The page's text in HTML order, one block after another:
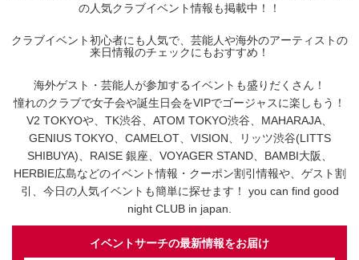
の人気クラブイベント情報も掲載中！！
クラブイベント初心者にも人気で、芸能人や海外のアーティストの
来日情報のチェックにもおすすめ！
海外ゲスト・芸能人が参加するイベントも盛りだくさん！
憧れのクラブで女子会や誕生日会をVIPでゴージャスに楽しもう！
V2 TOKYOや、TK渋谷、ATOM TOKYO渋谷、MAHARAJA、
GENIUS TOKYO、CAMELOT、VISION、リッツ渋谷(LITTS
SHIBUYA)、RAISE 銀座、VOYAGER STAND、BAMBI大阪、
HERBIE広島などのイベント情報・クーポン割引情報や、ゲスト割
引、今日の人気イベントも簡単に探せます！ you can find good
night CLUB in japan.
イベントサーチの最新情報をお届け